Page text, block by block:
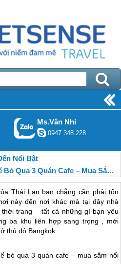
Ms.Vân Nhi
0947 348 228
Nổi Bật
Cafe – Mua Sắm Nổi Tiếng Ở Bangkok
Thái Lan bạn chẳng cần phải tốn
này đến nơi khác mà tại đây nhà
trang – tất cả những gì bạn yêu
ba khu liên hợp sang trọng , mới
thủ đô Bangkok.
bỏ qua 3 quán cafe – mua sắm nổi